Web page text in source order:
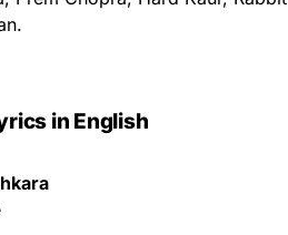
in English